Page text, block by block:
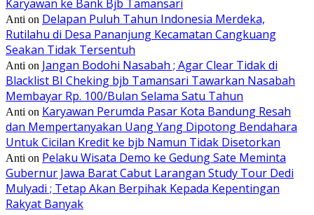
Karyawan ke Bank Bjb Tamansari
Anti on Delapan Puluh Tahun Indonesia Merdeka,
Rutilahu di Desa Pananjung Kecamatan Cangkuang
Seakan Tidak Tersentuh
Anti on Jangan Bodohi Nasabah ; Agar Clear Tidak di
Blacklist BI Cheking bjb Tamansari Tawarkan Nasabah
Membayar Rp. 100/Bulan Selama Satu Tahun
Anti on Karyawan Perumda Pasar Kota Bandung Resah
dan Mempertanyakan Uang Yang Dipotong Bendahara
Untuk Cicilan Kredit ke bjb Namun Tidak Disetorkan
Anti on Pelaku Wisata Demo ke Gedung Sate Meminta
Gubernur Jawa Barat Cabut Larangan Study Tour Dedi
Mulyadi ; Tetap Akan Berpihak Kepada Kepentingan
Rakyat Banyak